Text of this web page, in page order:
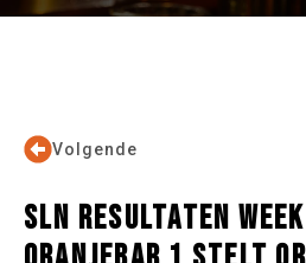
Volgende
SLN RESULTATEN